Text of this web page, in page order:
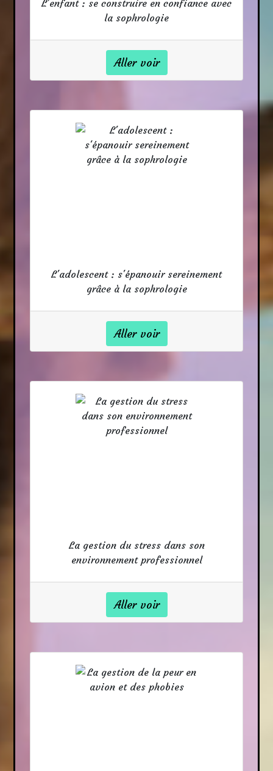
L'enfant : se construire en confiance avec
la sophrologie
Aller voir
L'adolescent : s'épanouir sereinement
grâce à la sophrologie
Aller voir
La gestion du stress dans son
environnement professionnel
Aller voir